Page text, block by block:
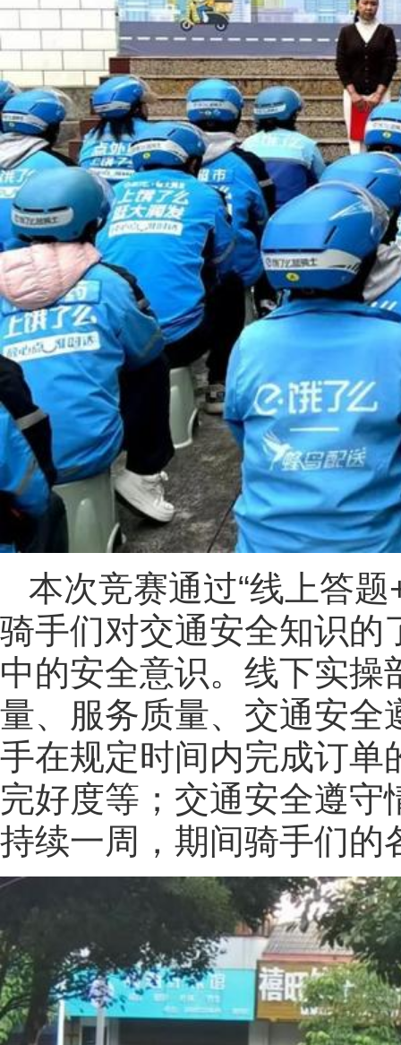
本次竞赛通过“线上答
骑手们对交通安全知识的
中的安全意识。线下实
量、服务质量、交通安全
手在规定时间内完成订单
完好度等；交通安全遵
持续一周，期间骑手们的